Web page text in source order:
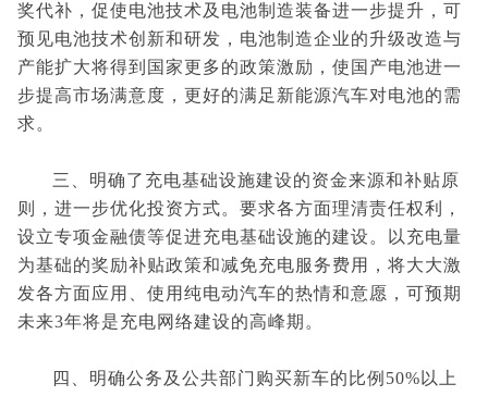
奖代补，促使电池技术及电池制造装备进一步提升，可
预见电池技术创新和研发，电池制造企业的升级改造与
产能扩大将得到国家更多的政策激励，使国产电池进一
步提高市场满意度，更好的满足新能源汽车对电池的需
求。
三、明确了充电基础设施建设的资金来源和补贴原
则，进一步优化投资方式。要求各方面理清责任权利，
设立专项金融债等促进充电基础设施的建设。以充电量
为基础的奖励补贴政策和减免充电服务费用，将大大激
发各方面应用、使用纯电动汽车的热情和意愿，可预期
未来3年将是充电网络建设的高峰期。
四、明确公务及公共部门购买新车的比例50%以上